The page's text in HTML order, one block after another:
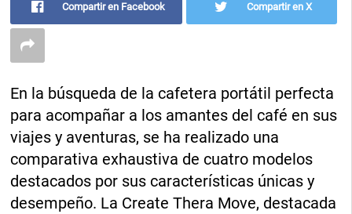
Compartir en Facebook Compartir en X
En la búsqueda de la cafetera portátil perfecta
para acompañar a los amantes del café en sus
viajes y aventuras, se ha realizado una
comparativa exhaustiva de cuatro modelos
destacados por sus características únicas y
desempeño. La Create Thera Move, destacada